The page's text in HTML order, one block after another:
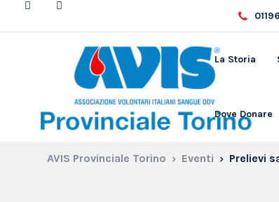
La Storia
Dove Donare
AVIS Provinciale Torino Eventi Prelievi